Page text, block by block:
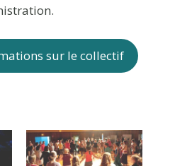
sur le collectif